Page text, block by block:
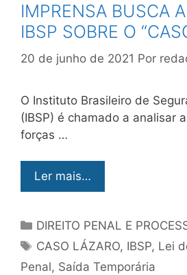
IMPRENSA BUSCA
IBSP SOBRE O
20 de junho de 2021 Por
O Instituto Brasileiro de
(IBSP) é chamado a analisar
forças …
Ler mais…
DIREITO PENAL E
CASO LÁZARO, IBSP, Lei
Penal, Saída Temporária